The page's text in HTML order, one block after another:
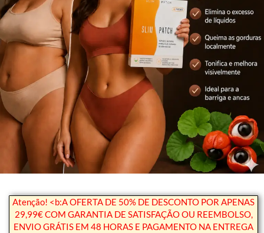
Atenção! <b:A OFERTA DE 50% DE DESCONTO POR APENAS
29,99€ COM GARANTIA DE SATISFAÇÃO OU REEMBOLSO,
ENVIO GRÁTIS EM 48 HORAS E PAGAMENTO NA ENTREGA